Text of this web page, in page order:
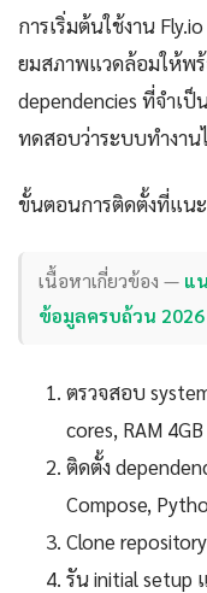
การเริ่มต้นใช้งาน
ยมสภาพแวดล้อมให้พ
dependencies ที่จำเ
ทดสอบว่าระบบทำงาน
ขั้นตอนการติดตั้งที่แน
เนื้อหาเกี่ยวข้อง — แ
ข้อมูลครบถ้วน 2026
ตรวจสอบ
cores, RAM
ติดตั้ง
Compose,
Clone
รัน initial setup